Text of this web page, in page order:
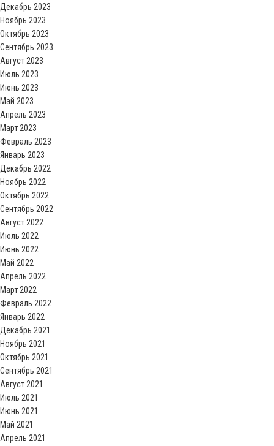
Декабрь 2023
Ноябрь 2023
Октябрь 2023
Сентябрь 2023
Август 2023
Июль 2023
Июнь 2023
Май 2023
Апрель 2023
Март 2023
Февраль 2023
Январь 2023
Декабрь 2022
Ноябрь 2022
Октябрь 2022
Сентябрь 2022
Август 2022
Июль 2022
Июнь 2022
Май 2022
Апрель 2022
Март 2022
Февраль 2022
Январь 2022
Декабрь 2021
Ноябрь 2021
Октябрь 2021
Сентябрь 2021
Август 2021
Июль 2021
Июнь 2021
Май 2021
Апрель 2021